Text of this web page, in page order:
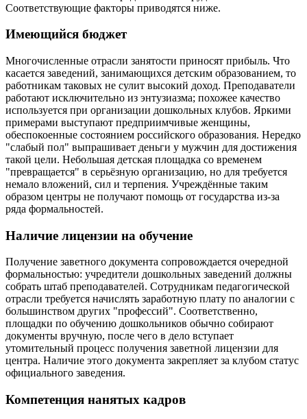
Соответствующие факторы приводятся ниже.
Имеющийся бюджет
Многочисленные отрасли занятости приносят прибыль. Что
касается заведений, занимающихся детским образованием, то
работникам таковых не сулит высокий доход. Преподаватели
работают исключительно из энтузиазма; похожее качество
используется при организации дошкольных клубов. Яркими
примерами выступают предприимчивые женщины,
обеспокоенные состоянием российского образования. Нередко
"слабый пол" выпрашивает деньги у мужчин для достижения
такой цели. Небольшая детская площадка со временем
"превращается" в серьёзную организацию, но для требуется
немало вложений, сил и терпения. Учреждённые таким
образом центры не получают помощь от государства из-за
ряда формальностей.
Наличие лицензии на обучение
Получение заветного документа сопровождается очередной
формальностью: учредители дошкольных заведений должны
собрать штаб преподавателей. Сотрудникам педагогической
отрасли требуется начислять заработную плату по аналогии с
большинством других "профессий". Соответственно,
площадки по обучению дошкольников обычно собирают
документы вручную, после чего в дело вступает
утомительный процесс получения заветной лицензии для
центра. Наличие этого документа закрепляет за клубом статус
официального заведения.
Компетенция нанятых кадров